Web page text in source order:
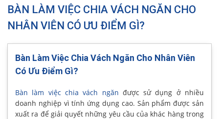
BÀN LÀM VIỆC CHIA VÁCH NGĂN CHO
NHÂN VIÊN CÓ ƯU ĐIỂM GÌ?
Bàn Làm Việc Chia Vách Ngăn Cho Nhân Viên
Có Ưu Điểm Gì?
Bàn làm việc chia vách ngăn được sử dụng ở nhiều
doanh nghiệp vì tính ứng dụng cao. Sản phẩm được sản
xuất ra để giải quyết những yêu cầu của khác hàng trong